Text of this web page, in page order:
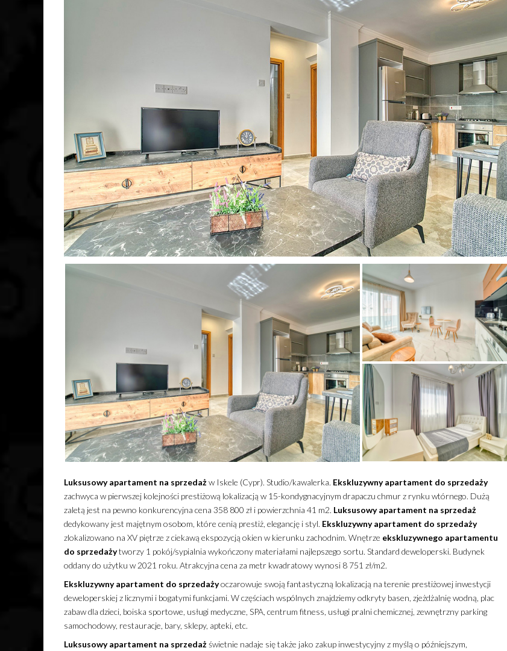
Luksusowy apartament na sprzedażw Iskele (Cypr). Studio/kawalerka. Ekskluzywny apartament do sprzedaży
zachwyca w pierwszej kolejności prestiżową lokalizacją w 15-kondygnacyjnym drapaczu chmur z rynku wtórnego. Dużą
zaletą jest na pewno konkurencyjna cena 358 800 zł i powierzchnia 41 m2. Luksusowy apartament na sprzedaż
dedykowany jest majętnym osobom, które cenią prestiż, elegancję i styl. Ekskluzywny apartament do sprzedaży
zlokalizowano na XV piętrze z ciekawą ekspozycją okien w kierunku zachodnim. Wnętrze ekskluzywnego apartamentu
do sprzedażytworzy 1 pokój/sypialnia wykończony materiałami najlepszego sortu. Standard deweloperski. Budynek
oddany do użytku w 2021 roku. Atrakcyjna cena za metr kwadratowy wynosi 8 751 zł/m2.
Ekskluzywny apartament do sprzedażyoczarowuje swoją fantastyczną lokalizacją na terenie prestiżowej inwestycji
deweloperskiej z licznymi i bogatymi funkcjami. W częściach wspólnych znajdziemy odkryty basen, zjeżdżalnię wodną, plac
zabaw dla dzieci, boiska sportowe, usługi medyczne, SPA, centrum fitness, usługi pralni chemicznej, zewnętrzny parking
samochodowy, restauracje, bary, sklepy, apteki, etc.
Luksusowy apartament na sprzedażświetnie nadaje się także jako zakup inwestycyjny z myślą o późniejszym,